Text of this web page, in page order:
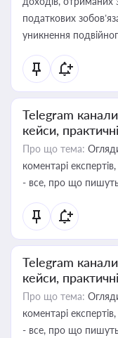
податкових
уникнення
Telegram
кейси,
Про що тема:
коментарі
- все, про що пишуть
Telegram
кейси,
Про що тема:
коментарі
- все, про що пишуть